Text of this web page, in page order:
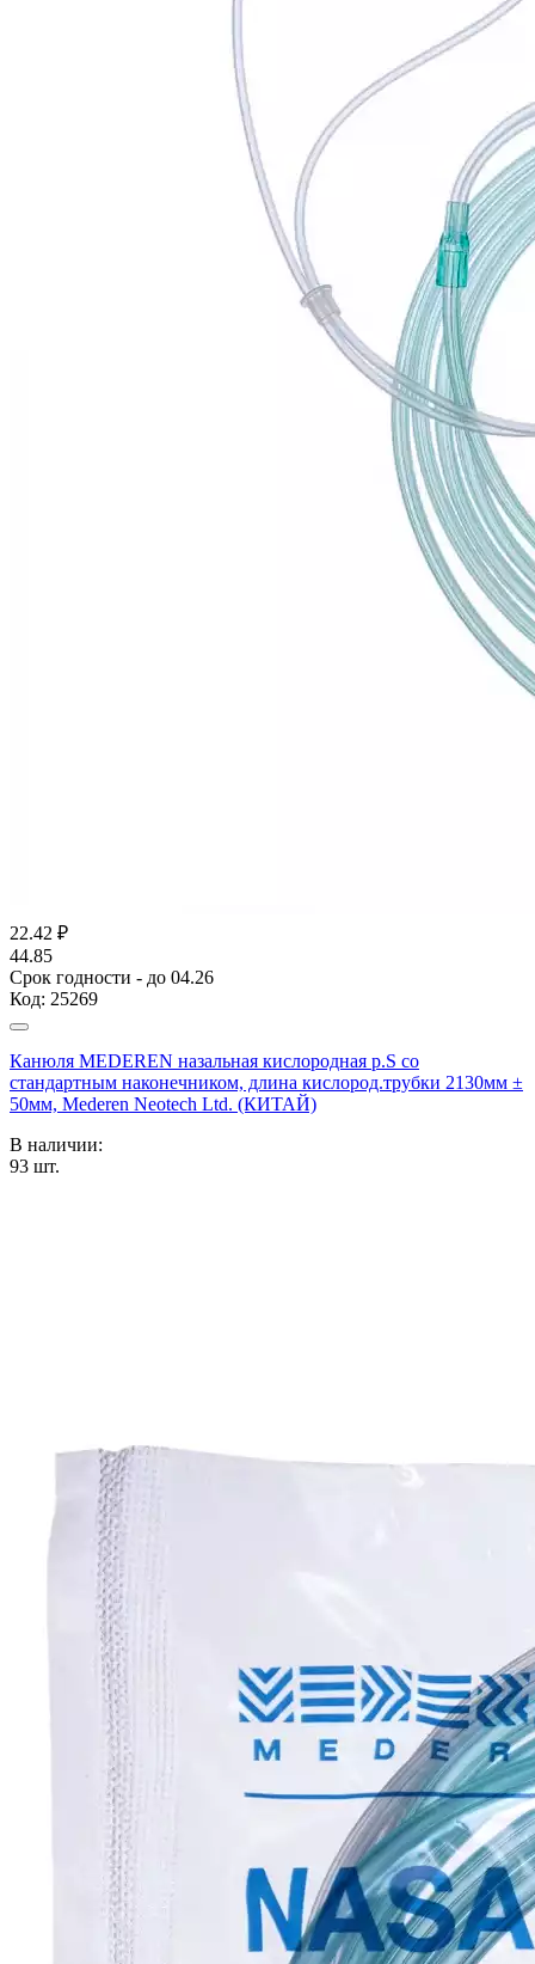
22.42 ₽
44.85
Срок годности - до 04.26
Код: 25269
Канюля MEDEREN назальная кислородная р.S со
стандартным наконечником, длина кислород.трубки 2130мм ±
50мм, Mederen Neotech Ltd. (КИТАЙ)
В наличии:
93 шт.